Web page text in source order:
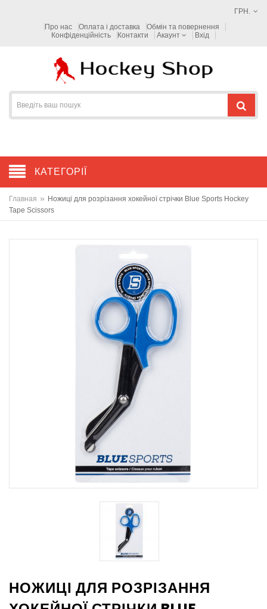
ГРН.
Про нас
Оплата і доставка
Обмін та повернення
Конфіденційність
Контакти Акаунт Вхід
КАТЕГОРІЇ
Главная » Ножиці для розрізання хокейної стрічки Blue Sports Hockey
Tape Scissors
НОЖИЦІ ДЛЯ РОЗРІЗАННЯ